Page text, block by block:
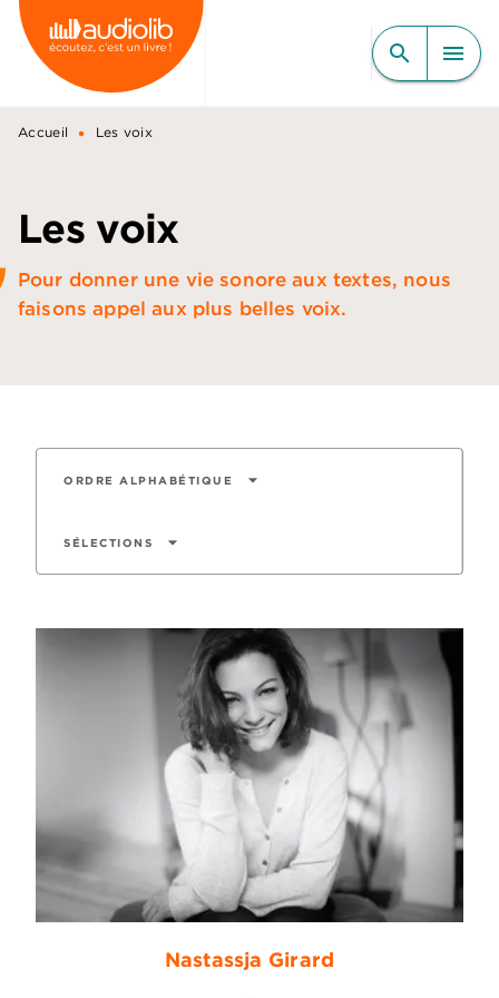
MENU RECHERCHE
CONTENU
PIED DE PAGE
search menu
Accueil • Les voix
Les voix
Pour donner une vie sonore aux textes, nous
faisons appel aux plus belles voix.
ORDRE ALPHABÉTIQUE arrow_drop_down
SÉLECTIONS arrow_drop_down
Nastassja Girard